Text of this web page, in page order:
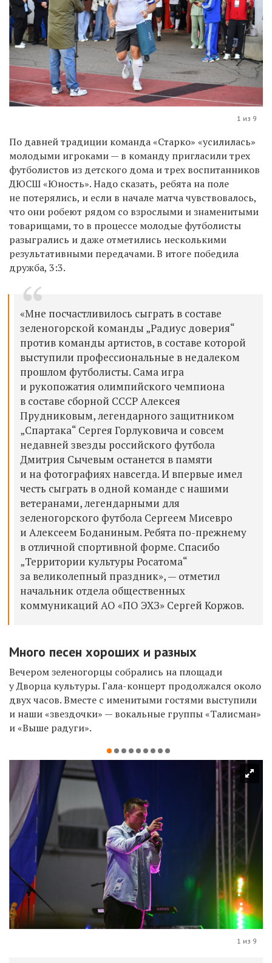
1 из 9
По давней традиции команда «Старко» «усилилась»
молодыми игроками — в команду пригласили трех
футболистов из детского дома и трех воспитанников
ДЮСШ «Юность». Надо сказать, ребята на поле
не потерялись, и если в начале матча чувствовалось,
что они робеют рядом со взрослыми и знаменитыми
товарищами, то в процессе молодые футболисты
разыгрались и даже отметились несколькими
результативными передачами. В итоге победила
дружба, 3:3.
«Мне посчастливилось сыграть в составе
зеленогорской команды „Радиус доверия“
против команды артистов, в составе которой
выступили профессиональные в недалеком
прошлом футболисты. Сама игра
и рукопожатия олимпийского чемпиона
в составе сборной СССР Алексея
Прудниковым, легендарного защитником
„Спартака“ Сергея Горлуковича и совсем
недавней звезды российского футбола
Дмитрия Сычевым останется в памяти
и на фотографиях навсегда. И впервые имел
честь сыграть в одной команде с нашими
ветеранами, легендарными для
зеленогорского футбола Сергеем Мисевро
и Алексеем Боданиным. Ребята по-прежнему
в отличной спортивной форме. Спасибо
„Территории культуры Росатома“
за великолепный праздник», — отметил
начальник отдела общественных
коммуникаций АО «ПО ЭХЗ» Сергей Коржов.
Много песен хороших и разных
Вечером зеленогорцы собрались на площади
у Дворца культуры. Гала-концерт продолжался около
двух часов. Вместе с именитыми гостями выступили
и наши «звездочки» — вокальные группы «Талисман»
и «Выше радуги».
1 из 9